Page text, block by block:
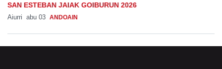
SAN ESTEBAN JAIAK GOIBURUN 2026
Aiurri abu 03 ANDOAIN